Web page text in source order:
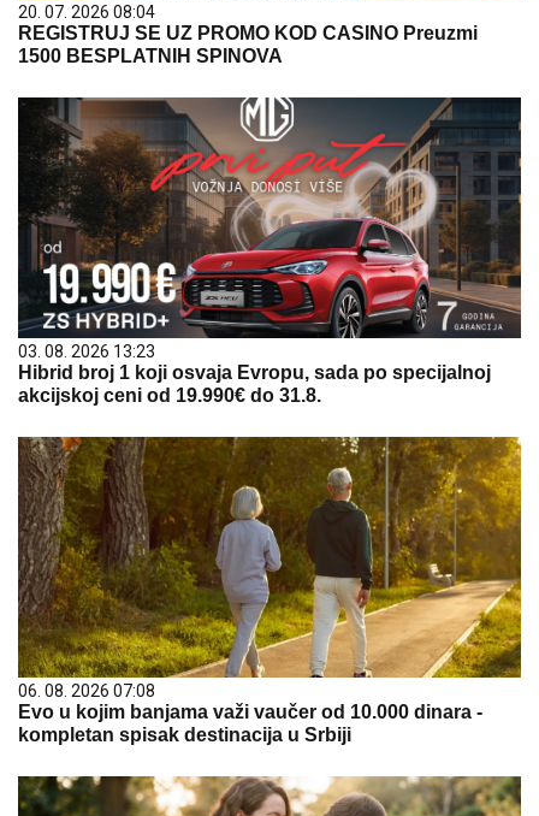
20. 07. 2026 08:04
REGISTRUJ SE UZ PROMO KOD CASINO Preuzmi
1500 BESPLATNIH SPINOVA
03. 08. 2026 13:23
Hibrid broj 1 koji osvaja Evropu, sada po specijalnoj
akcijskoj ceni od 19.990€ do 31.8.
06. 08. 2026 07:08
Evo u kojim banjama važi vaučer od 10.000 dinara -
kompletan spisak destinacija u Srbiji